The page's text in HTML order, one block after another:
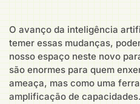
O avanço da inteligência
temer essas mudanças,
nosso espaço neste novo
são enormes para quem
ameaça, mas como uma
amplificação de capacidades.